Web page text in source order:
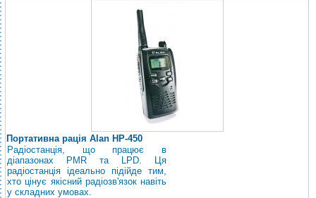
Портативна рація Alan HP-450
Радіостанція, що працює в
діапазонах PMR та LPD. Ця
радіостанція ідеально підійде тим,
хто цінує якісний радіозв'язок навіть
у складних умовах.